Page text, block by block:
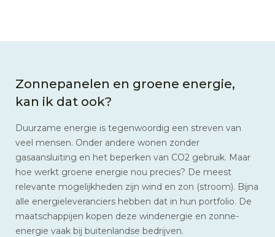
Zonnepanelen en groene energie,
kan ik dat ook?
Duurzame energie is tegenwoordig een streven van
veel mensen. Onder andere wonen zonder
gasaansluiting en het beperken van CO2 gebruik. Maar
hoe werkt groene energie nou precies? De meest
relevante mogelijkheden zijn wind en zon (stroom). Bijna
alle energieleveranciers hebben dat in hun portfolio. De
maatschappijen kopen deze windenergie en zonne-
energie vaak bij buitenlandse bedrijven.